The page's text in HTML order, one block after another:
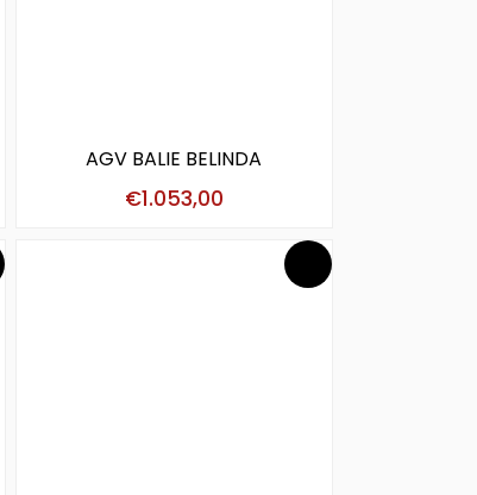
AGV BALIE BELINDA
€1.053,00